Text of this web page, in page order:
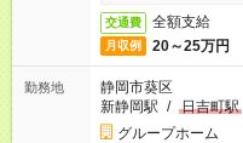
交通費 全額支給
月収例 20～25万円
勤務地
静岡市葵区
新静岡駅 / 日吉町駅
グループホーム